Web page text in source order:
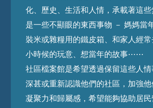
化、歷史、生活和人情，承載著這
是一些不顯眼的東西事物 － 媽媽當
裝米或雜糧用的鐵皮箱、和家人經常
小時候的玩意、想當年的故事⋯⋯
社區檔案館是希望透過保留這些人
深甚或重新認識他們的社區，加強
凝聚力和歸屬感，希望能夠協助居